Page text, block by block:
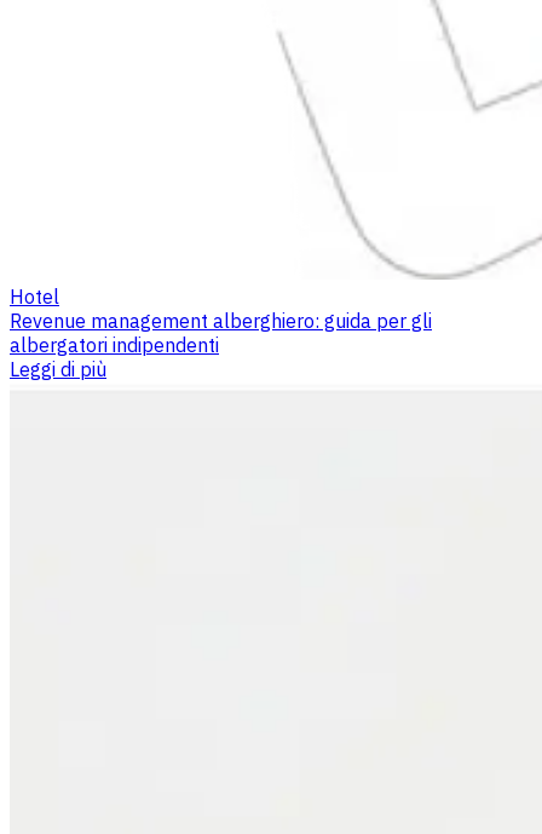
Hotel
Revenue management alberghiero: guida per gli
albergatori indipendenti
Leggi di più